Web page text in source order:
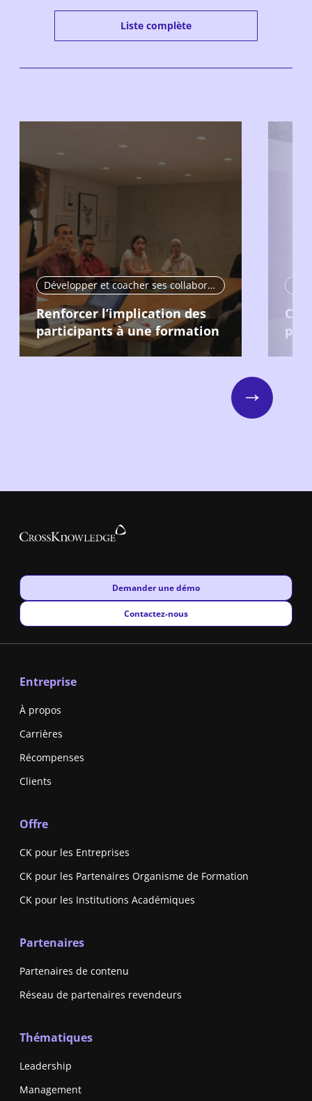
Liste complète
Développer et coacher ses collaborateurs
Renforcer l’implication des
participants à une formation
Next
New window
Demander une démo
New window
Contactez-nous
Entreprise
À propos
Carrières
Récompenses
Clients
Offre
CK pour les Entreprises
CK pour les Partenaires Organisme de Formation
CK pour les Institutions Académiques
Partenaires
Partenaires de contenu
Réseau de partenaires revendeurs
Thématiques
Leadership
Management